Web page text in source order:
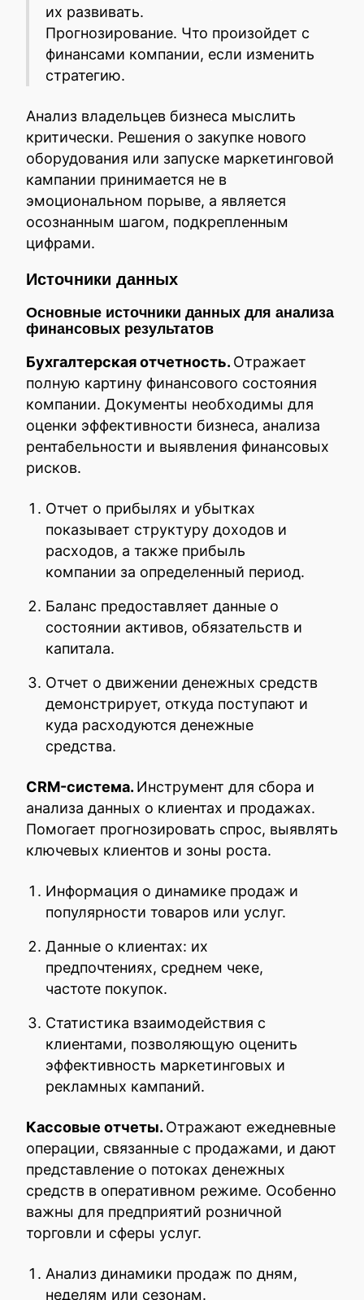
их развивать.
Прогнозирование. Что произойдет с
финансами компании, если изменить
стратегию.
Анализ владельцев бизнеса мыслить
критически. Решения о закупке нового
оборудования или запуске маркетинговой
кампании принимается не в
эмоциональном порыве, а является
осознанным шагом, подкрепленным
цифрами.
Источники данных
Основные источники данных для анализа
финансовых результатов
Бухгалтерская отчетность. Отражает
полную картину финансового состояния
компании. Документы необходимы для
оценки эффективности бизнеса, анализа
рентабельности и выявления финансовых
рисков.
Отчет о прибылях и убытках
показывает структуру доходов и
расходов, а также прибыль
компании за определенный период.
Баланс предоставляет данные о
состоянии активов, обязательств и
капитала.
Отчет о движении денежных средств
демонстрирует, откуда поступают и
куда расходуются денежные
средства.
CRM-система. Инструмент для сбора и
анализа данных о клиентах и продажах.
Помогает прогнозировать спрос, выявлять
ключевых клиентов и зоны роста.
Информация о динамике продаж и
популярности товаров или услуг.
Данные о клиентах: их
предпочтениях, среднем чеке,
частоте покупок.
Статистика взаимодействия с
клиентами, позволяющую оценить
эффективность маркетинговых и
рекламных кампаний.
Кассовые отчеты. Отражают ежедневные
операции, связанные с продажами, и дают
представление о потоках денежных
средств в оперативном режиме. Особенно
важны для предприятий розничной
торговли и сферы услуг.
Анализ динамики продаж по дням,
неделям или сезонам.